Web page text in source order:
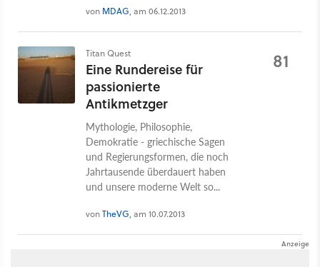
von MDAG, am 06.12.2013
Titan Quest
Eine Rundereise für
passionierte
Antikmetzger
Mythologie, Philosophie,
Demokratie - griechische Sagen
und Regierungsformen, die noch
Jahrtausende überdauert haben
und unsere moderne Welt so...
vonTheVG, am 10.07.2013
81